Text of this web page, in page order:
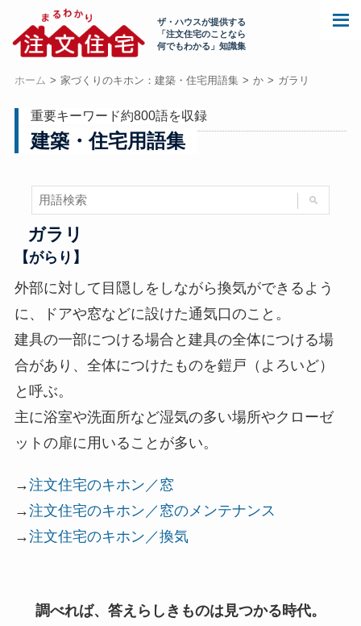
ザ・ハウスが提供する
「注文住宅のことなら
何でもわかる」知識集
ホーム 家づくりのキホン：建築・住宅用語集 か ガラリ
重要キーワード約800語を収録
建築・住宅用語集
ガラリ
【がらり】
外部に対して目隠しをしながら換気ができるよう
に、ドアや窓などに設けた通気口のこと。
建具の一部につける場合と建具の全体につける場
合があり、全体につけたものを鎧戸（よろいど）
と呼ぶ。
主に浴室や洗面所など湿気の多い場所やクローゼ
ットの扉に用いることが多い。
→注文住宅のキホン／窓
→注文住宅のキホン／窓のメンテナンス
→注文住宅のキホン／換気
調べれば、答えらしきものは見つかる時代。